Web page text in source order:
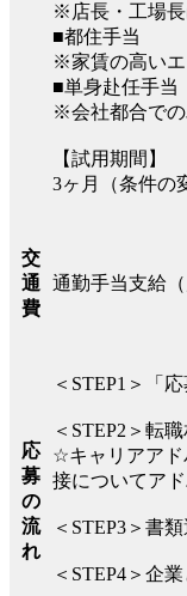
※店長・工場長
■都住手当
※家賃の高い
■単身赴任手当
※会社都合で
【試用期間】
3ヶ月（条件の
交
通
費
通勤手当支給（
応
募
の
流
れ
＜STEP1＞「
＜STEP2＞転
☆キャリアアド
接についてア
＜STEP3＞書
＜STEP4＞企